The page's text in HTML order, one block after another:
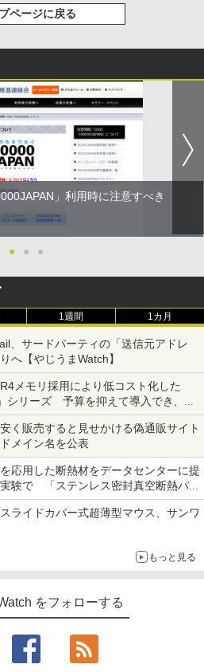
ページに戻る
」利用時に注意すべき
● ● ●
1週間 1カ月
、サードパーティの「送信元アドレ
へ【やじうまWatch】
メモリ採用により低コスト化した
シリーズ 予算を抑えて導入でき、
ードも可能
く販売すると見せかける偽通販サイト
メイン名を公表
応用した断熱材をデータセンターに提
験で 「ステンレス密封真空断熱パネ
ライドカバー式超薄型マウス、サンワ
もっと見る
をフォローする